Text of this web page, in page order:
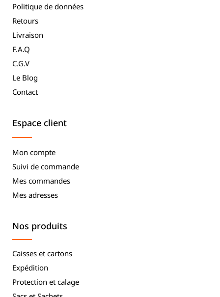
Politique de données
Retours
Livraison
F.A.Q
C.G.V
Le Blog
Contact
Espace client
Mon compte
Suivi de commande
Mes commandes
Mes adresses
Nos produits
Caisses et cartons
Expédition
Protection et calage